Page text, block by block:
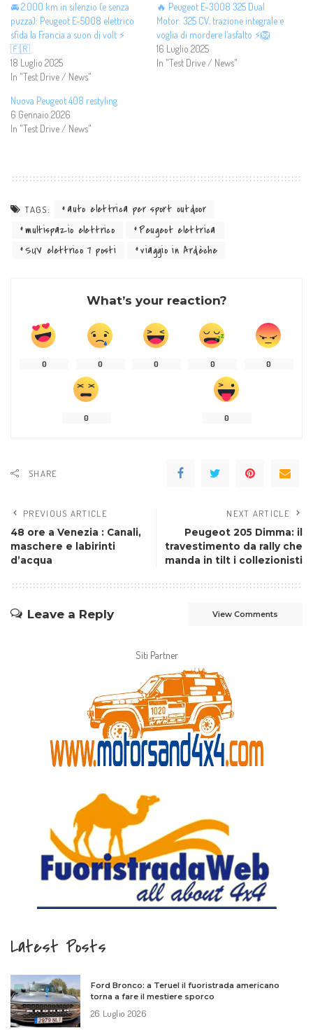
🚘 2.000 km in silenzio (e senza
puzza): Peugeot E-5008 elettrico
sfida la Francia a suon di volt ⚡
🇫🇷
18 Luglio 2025
In "Test Drive / News"
🔥 Peugeot E-3008 325 Dual
Motor: 325 CV, trazione integrale e
voglia di mordere l’asfalto ⚡🦁
16 Luglio 2025
In "Test Drive / News"
Nuova Peugeot 408 restyling
6 Gennaio 2026
In "Test Drive / News"
TAGS:
auto elettrica per sport outdoor
multispazio elettrico
Peugeot elettrica
SUV elettrico 7 posti
viaggio in Ardèche
What’s your reaction?
0 0 0 0 0
0 0
SHARE
PREVIOUS ARTICLE
48 ore a Venezia : Canali,
maschere e labirinti
d’acqua
NEXT ARTICLE
Peugeot 205 Dimma: il
travestimento da rally che
manda in tilt i collezionisti
Leave a Reply View Comments
Siti Partner
Latest Posts
Ford Bronco: a Teruel il fuoristrada americano
torna a fare il mestiere sporco
26 Luglio 2026